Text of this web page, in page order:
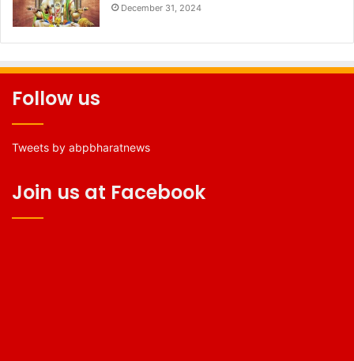
December 31, 2024
Follow us
Tweets by abpbharatnews
Join us at Facebook